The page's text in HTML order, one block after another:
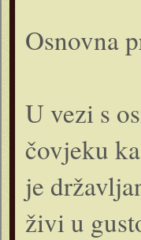
Osnovna
U vezi s
čovjeku
je
živi u